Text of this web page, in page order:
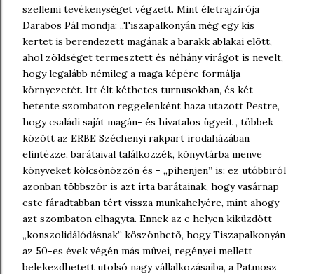
szellemi tevékenységet végzett. Mint életrajzírója
Darabos Pál mondja: ,,Tiszapalkonyán még egy kis
kertet is berendezett magának a barakk ablakai elõtt,
ahol zöldséget termesztett és néhány virágot is nevelt,
hogy legalább némileg a maga képére formálja
környezetét. Itt élt kéthetes turnusokban, és két
hetente szombaton reggelenként haza utazott Pestre,
hogy családi saját magán- és hivatalos ügyeit , többek
között az ERBE Széchenyi rakpart irodaházában
elintézze, barátaival találkozzék, könyvtárba menve
könyveket kölcsönözzön és - ,,pihenjen” is; ez utóbbiról
azonban többször is azt írta barátainak, hogy vasárnap
este fáradtabban tért vissza munkahelyére, mint ahogy
azt szombaton elhagyta. Ennek az e helyen kiküzdött
,,konszolidálódásnak” köszönhetõ, hogy Tiszapalkonyán
az 50-es évek végén más mûvei, regényei mellett
belekezdhetett utolsó nagy vállalkozásaiba, a Patmosz